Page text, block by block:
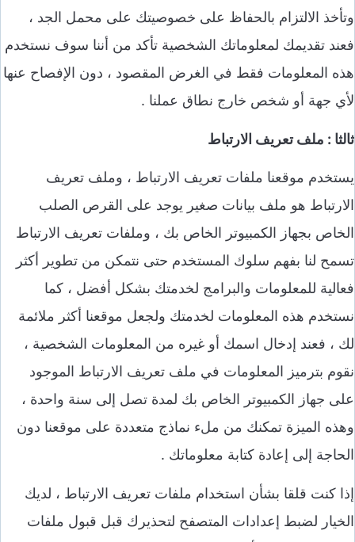
وتأخذ الالتزام بالحفاظ على خصوصيتك على محمل الجد ،
فعند تقديمك لمعلوماتك الشخصية تأكد من أننا سوف نستخدم
هذه المعلومات فقط في الغرض المقصود ، دون الإفصاح عنها
لأي جهة أو شخص خارج نطاق عملنا .
ثالثا : ملف تعريف الارتباط
يستخدم موقعنا ملفات تعريف الارتباط ، وملف تعريف
الارتباط هو ملف بيانات صغير يوجد على القرص الصلب
الخاص بجهاز الكمبيوتر الخاص بك ، وملفات تعريف الارتباط
تسمح لنا بفهم سلوك المستخدم حتى نتمكن من تطوير أكثر
فعالية للمعلومات والبرامج لخدمتك بشكل أفضل ، كما
نستخدم هذه المعلومات لخدمتك ولجعل موقعنا أكثر ملائمة
لك ، فعند إدخال اسمك أو غيره من المعلومات الشخصية ،
نقوم بترميز المعلومات في ملف تعريف الارتباط الموجود
على جهاز الكمبيوتر الخاص بك لمدة تصل إلى سنة واحدة ،
وهذه الميزة تمكنك من ملء نماذج متعددة على موقعنا دون
الحاجة إلى إعادة كتابة معلوماتك .
إذا كنت قلقا بشأن استخدام ملفات تعريف الارتباط ، لديك
الخيار لضبط إعدادات المتصفح لتحذيرك قبل قبول ملفات